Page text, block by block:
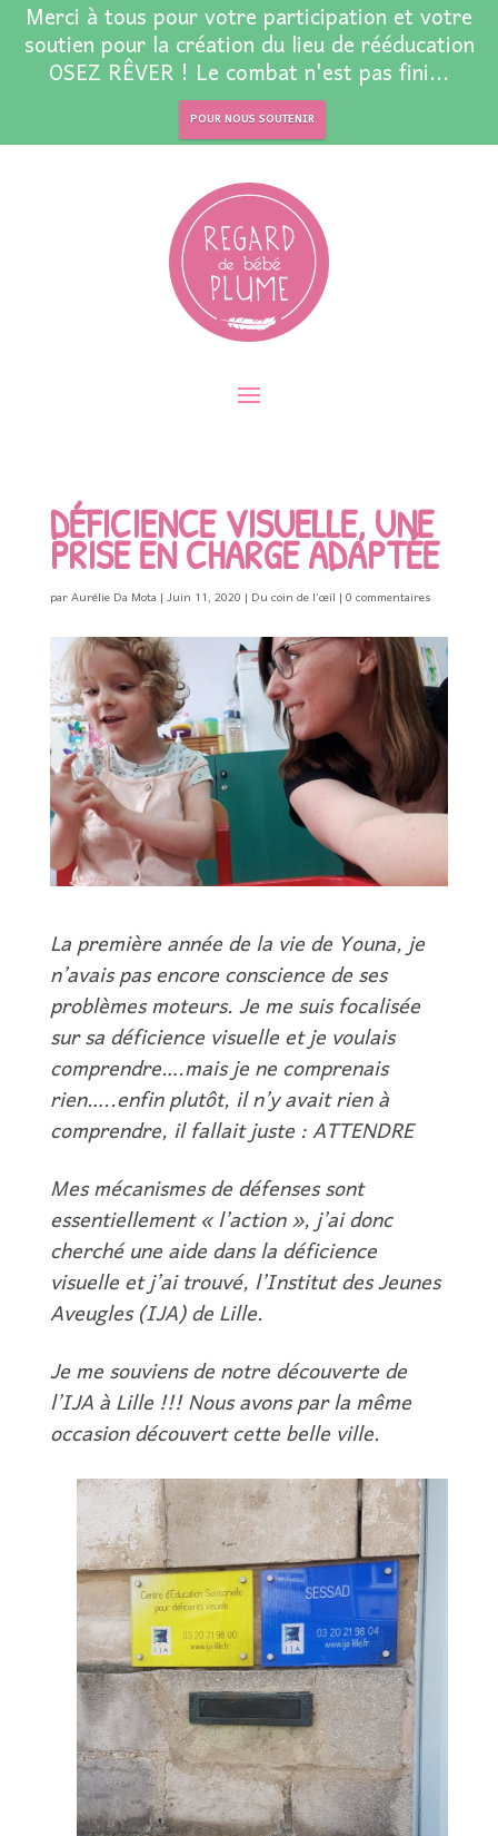
Merci à tous pour votre participation et votre
soutien pour la création du lieu de rééducation
OSEZ RÊVER ! Le combat n'est pas fini...
POUR NOUS SOUTENIR
DÉFICIENCE VISUELLE, UNE
PRISE EN CHARGE ADAPTÉE
parAurélie Da Mota|Juin 11, 2020 | Du coin de l’œil |0 commentaires
La première année de la vie de Youna, je
n’avais pas encore conscience de ses
problèmes moteurs. Je me suis focalisée
sur sa déficience visuelle et je voulais
comprendre….mais je ne comprenais
rien…..enfin plutôt, il n’y avait rien à
comprendre, il fallait juste : ATTENDRE
Mes mécanismes de défenses sont
essentiellement « l’action », j’ai donc
cherché une aide dans la déficience
visuelle et j’ai trouvé, l’Institut des Jeunes
Aveugles (IJA) de Lille.
Je me souviens de notre découverte de
l’IJA à Lille !!! Nous avons par la même
occasion découvert cette belle ville.